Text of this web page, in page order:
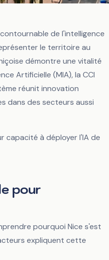
l'avenir
de l'intelligence
le territoire au
démontre une vitalité
Artificielle (MIA), la CCI
réunit innovation
dans des secteurs aussi
capacité à déployer l'IA de
pour
pourquoi Nice s'est
expliquent cette